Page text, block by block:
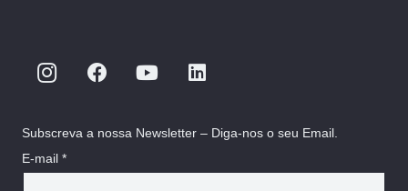
Subscreva a nossa Newsletter – Diga-nos o seu Email.
E-mail *